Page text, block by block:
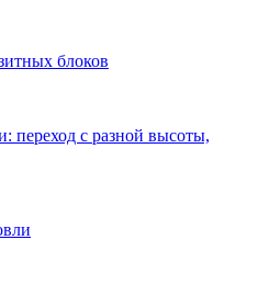
блоков
переход с разной высоты,